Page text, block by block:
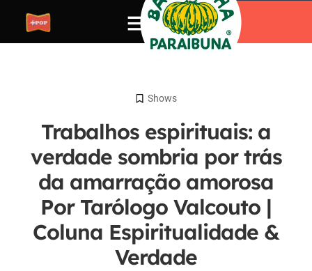
Shows
Trabalhos espirituais: a
verdade sombria por trás
da amarração amorosa
Por Tarólogo Valcouto |
Coluna Espiritualidade &
Verdade